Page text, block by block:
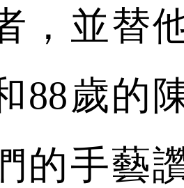
，並替
88歲的
的手藝